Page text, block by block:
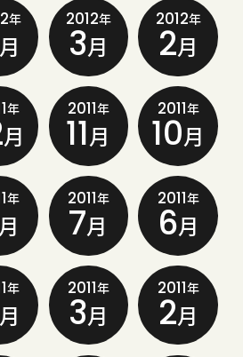
年
月
2012年
3月
2012年
2月
年
月
2011年
11月
2011年
10月
年 2011年
7月
2011年
6月
年
月
2011年
3月
2011年
2月